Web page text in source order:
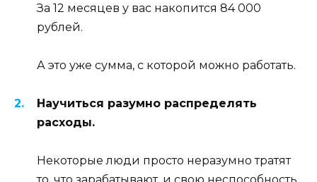
За 12 месяцев у вас накопится 84 000
рублей.
А это уже сумма, с которой можно работать.
Научиться разумно распределять
расходы.
Некоторые люди просто неразумно тратят